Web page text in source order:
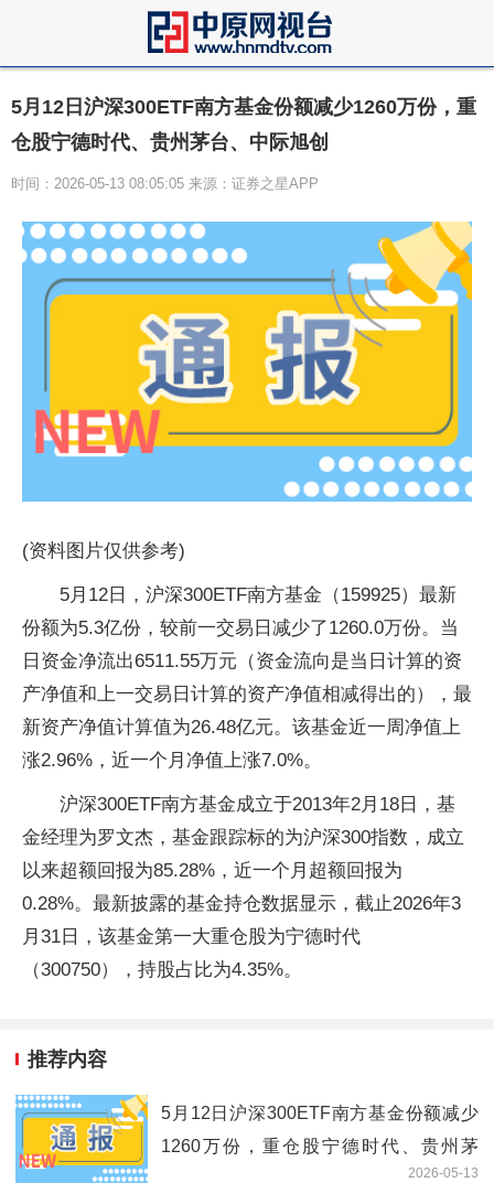
5月12日沪深300ETF南方基金份额减少1260万份，重
仓股宁德时代、贵州茅台、中际旭创
时间：2026-05-13 08:05:05 来源：证券之星APP
(资料图片仅供参考)
5月12日，沪深300ETF南方基金（159925）最新
份额为5.3亿份，较前一交易日减少了1260.0万份。当
日资金净流出6511.55万元（资金流向是当日计算的资
产净值和上一交易日计算的资产净值相减得出的），最
新资产净值计算值为26.48亿元。该基金近一周净值上
涨2.96%，近一个月净值上涨7.0%。
沪深300ETF南方基金成立于2013年2月18日，基
金经理为罗文杰，基金跟踪标的为沪深300指数，成立
以来超额回报为85.28%，近一个月超额回报为
0.28%。最新披露的基金持仓数据显示，截止2026年3
月31日，该基金第一大重仓股为宁德时代
（300750），持股占比为4.35%。
推荐内容
5月12日沪深300ETF南方基金份额减少
1260万份，重仓股宁德时代、贵州茅
2026-05-13